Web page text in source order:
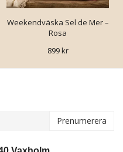
Weekendväska Sel de Mer –
Rosa
899 kr
Prenumerera